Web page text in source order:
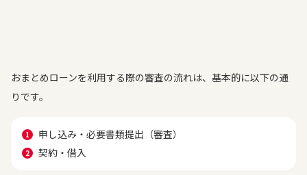
おまとめローンを利用する際の審査の流れは、基本的に以下の通
りです。
申し込み・必要書類提出（審査）
契約・借入